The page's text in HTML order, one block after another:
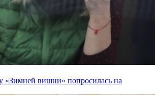
«Зимней вишни» попросилась на